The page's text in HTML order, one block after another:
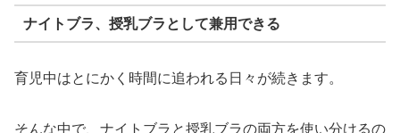
ナイトブラ、授乳ブラとして兼用できる
育児中はとにかく時間に追われる日々が続きます。
そんな中で、ナイトブラと授乳ブラの両方を使い分けるの